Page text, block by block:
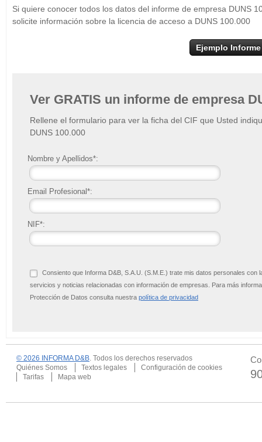
Si quiere conocer todos los datos del informe de empresa DUNS
solicite información sobre la licencia de acceso a DUNS 100.000
Ejemplo Informe
Ver GRATIS un informe de empresa
Rellene el formulario para ver la ficha del CIF que Usted
DUNS 100.000
Nombre y Apellidos*:
Email Profesional*:
NIF*:
Consiento que Informa D&B, S.A.U. (S.M.E.) trate mis datos personales
servicios y noticias relacionadas con información de empresas. Para más
Protección de Datos consulta nuestra política de privacidad
© 2026 INFORMA D&B. Todos los derechos reservados
Quiénes Somos
Textos legales
Configuración de cookies
Tarifas
Mapa web